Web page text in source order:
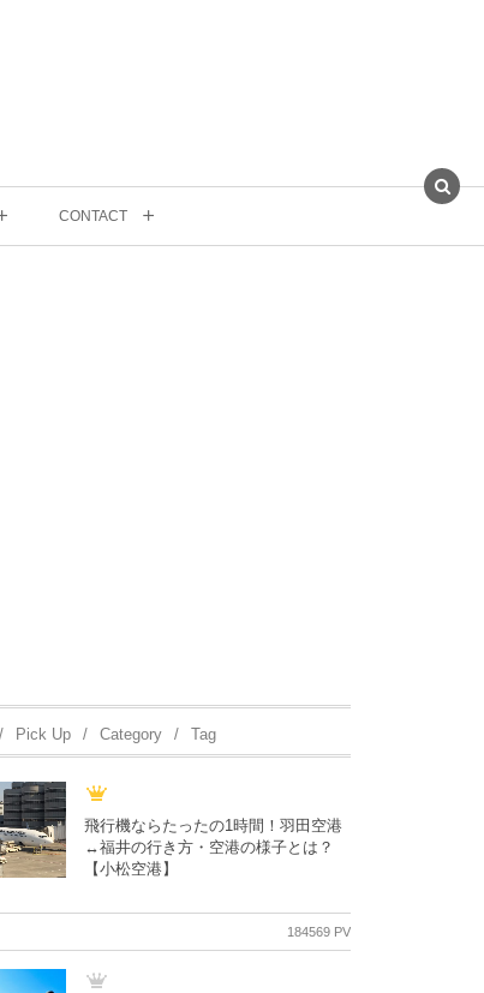
CONTACT
Pick Up Category Tag
飛行機ならたったの1時間！羽田空港
↔︎福井の行き方・空港の様子とは？
【小松空港】
184569 PV